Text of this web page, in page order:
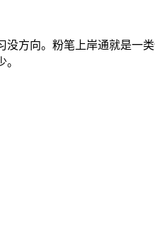
方向。粉笔上岸通就是一